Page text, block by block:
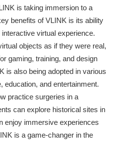
is taking immersion to a
benefits of VLINK is its ability
virtual experience.
objects as if they were real,
gaming, training, and design
is also being adopted in various
education, and entertainment.
practice surgeries in a
can explore historical sites in
enjoy immersive experiences
is a game-changer in the